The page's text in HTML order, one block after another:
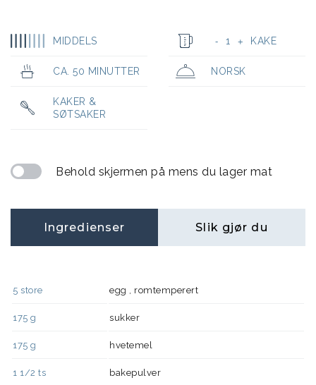
MIDDELS - 1 + KAKE
CA. 50 MINUTTER NORSK
KAKER &
SØTSAKER
Behold skjermen på mens du lager mat
Ingredienser Slik gjør du
5 store egg , romtemperert
175 g sukker
175 g hvetemel
1 1/2 ts bakepulver